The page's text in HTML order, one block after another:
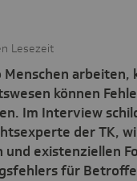
Menschen arbeiten,
können
Im Interview
der TK,
und existenziellen
für
Lesezeit